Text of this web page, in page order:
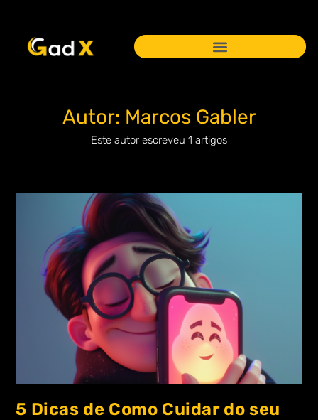
Autor: Marcos Gabler
Este autor escreveu 1 artigos
5 Dicas de Como Cuidar do seu